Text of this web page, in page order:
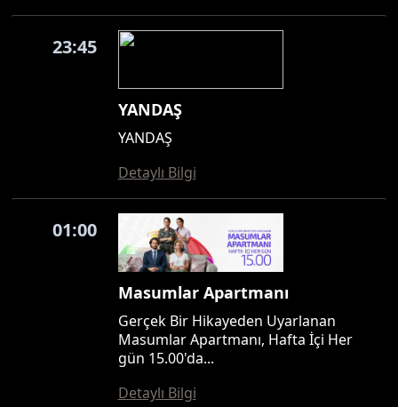
23:45
YANDAŞ
YANDAŞ
Detaylı Bilgi
01:00
Masumlar Apartmanı
Gerçek Bir Hikayeden Uyarlanan
Masumlar Apartmanı, Hafta İçi Her
gün 15.00'da...
Detaylı Bilgi